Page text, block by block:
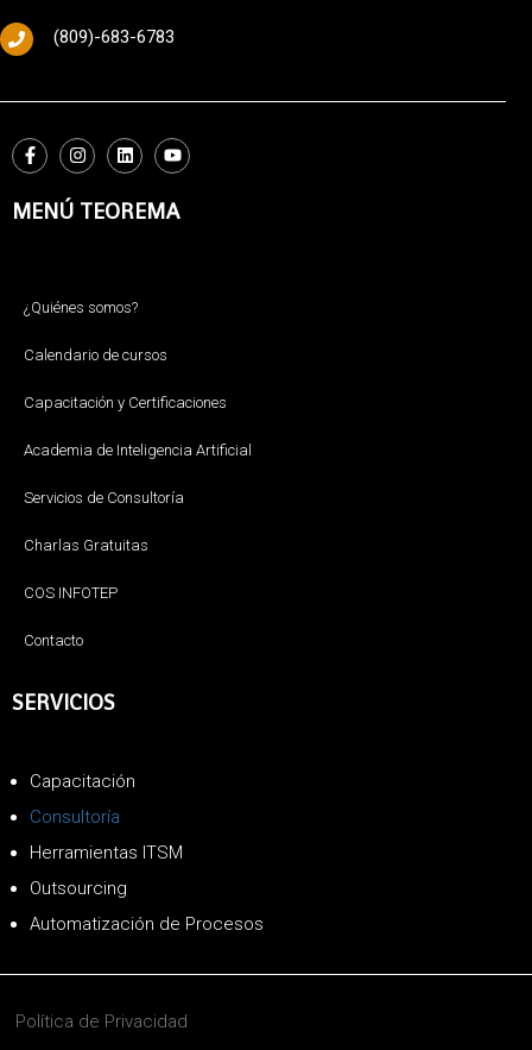
(809)-683-6783
MENÚ TEOREMA
¿Quiénes somos?
Calendario de cursos
Capacitación y Certificaciones
Academia de Inteligencia Artificial
Servicios de Consultoría
Charlas Gratuitas
COS INFOTEP
Contacto
SERVICIOS
Capacitación
Consultoría
Herramientas ITSM
Outsourcing
Automatización de Procesos
Política de Privacidad